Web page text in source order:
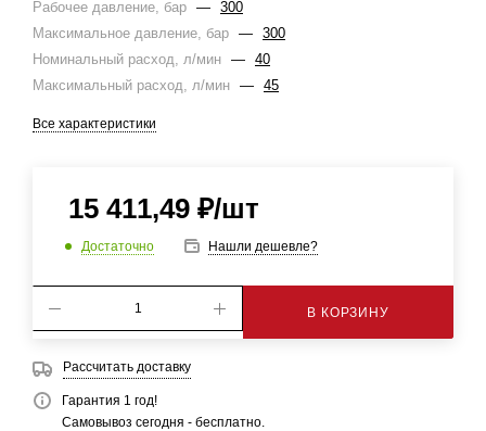
Рабочее давление, бар — 300
Максимальное давление, бар — 300
Номинальный расход, л/мин — 40
Максимальный расход, л/мин — 45
Все характеристики
15 411,49 ₽/шт
Достаточно Нашли дешевле?
В КОРЗИНУ
Рассчитать доставку
Гарантия 1 год!
Самовывоз сегодня - бесплатно.